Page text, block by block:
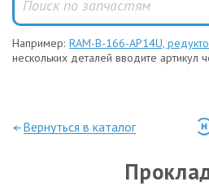
Например: RAM-B-166-AP14U,
нескольких деталей вводите артикул
—Вернуться в каталог